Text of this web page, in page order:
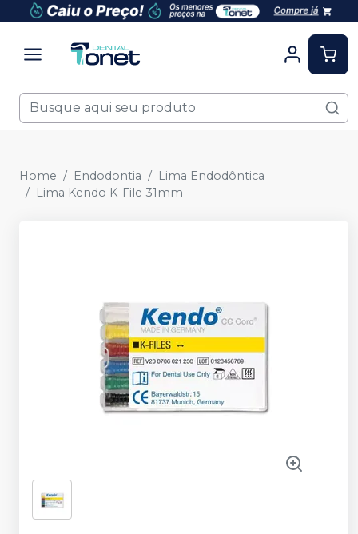
Home Endodontia
Lima Endodôntica
Lima Kendo K-File 31mm